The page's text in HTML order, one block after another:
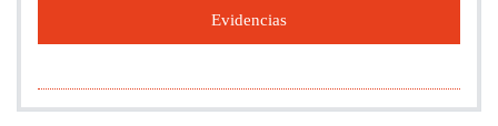
Evidencias